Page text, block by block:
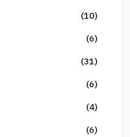
(10)
(6)
(31)
(6)
(4)
(6)